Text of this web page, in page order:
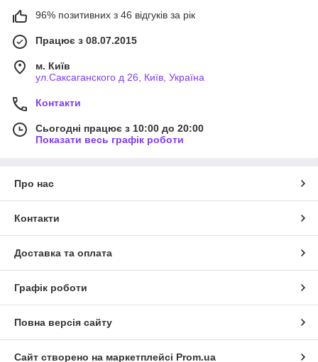
96% позитивних з 46 відгуків за рік
Працює з 08.07.2015
м. Київ
ул.Саксаганского д 26, Київ, Україна
Контакти
Сьогодні працює з 10:00 до 20:00
Показати весь графік роботи
Про нас
Контакти
Доставка та оплата
Графік роботи
Повна версія сайту
Сайт створено на маркетплейсі Prom.ua